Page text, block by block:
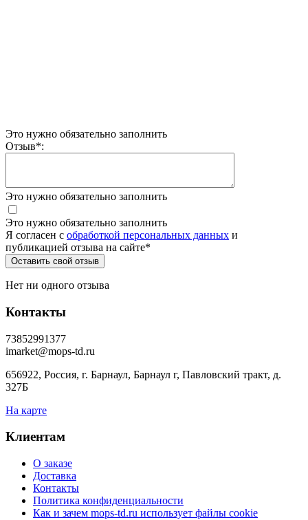
Это нужно обязательно заполнить
Отзыв*:
Это нужно обязательно заполнить
Это нужно обязательно заполнить
Я согласен c обработкой персональных данных и
публикацией отзыва на сайте*
Нет ни одного отзыва
Контакты
73852991377
imarket@mops-td.ru
656922, Россия, г. Барнаул, Барнаул г, Павловский тракт, д.
327Б
На карте
Клиентам
О заказе
Доставка
Контакты
Политика конфиденциальности
Как и зачем mops-td.ru использует файлы cookie